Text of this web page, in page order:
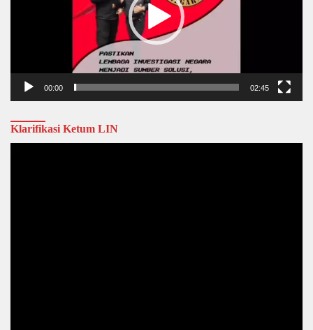
00:00 02:45
Klarifikasi Ketum LIN